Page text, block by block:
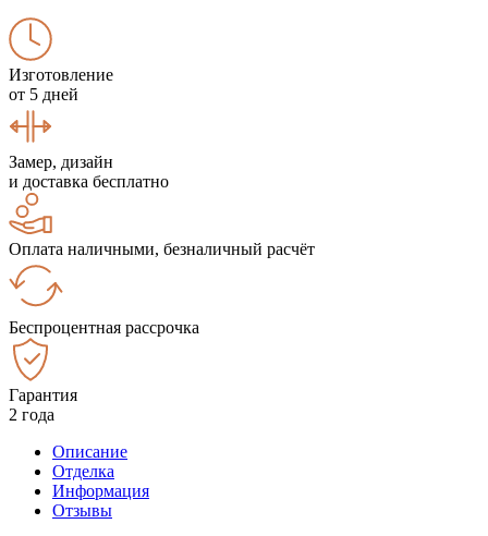
Изготовление
от 5 дней
Замер, дизайн
и доставка бесплатно
Оплата наличными, безналичный расчёт
Беспроцентная рассрочка
Гарантия
2 года
Описание
Отделка
Информация
Отзывы